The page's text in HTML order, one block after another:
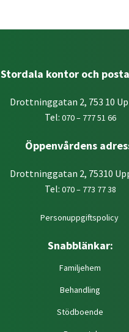
Stordala kontor och
Drottninggatan 2, 753 10
Tel: 070 – 777 51 66
Öppenvårdens
Drottninggatan 2, 75310
Tel: 070 – 773 77 38
Personuppgiftspolicy
Snabblänkar:
Familjehem
Behandling
Stödboende